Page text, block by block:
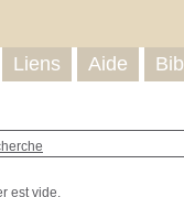
Liens Aide